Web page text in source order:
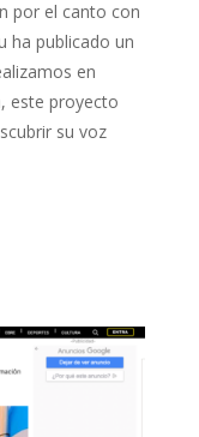
por el canto con
ha publicado un
en
este proyecto
su voz